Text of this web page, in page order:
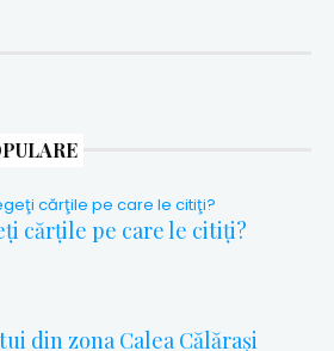
cărţile pe care le citiţi?
din zona Calea Călăraşi